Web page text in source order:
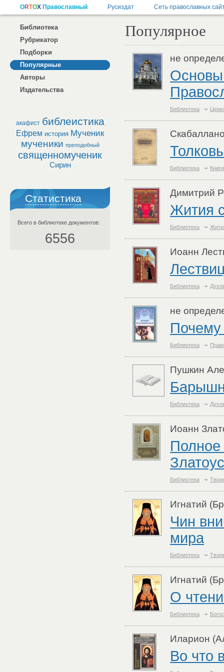
Библиотека
Рубрикатор
Подборки
Популярные
Авторы
Издательства
акафист библеистика
Ефрем история Мученик
мученики преподобный
священномученик
Сирин
Статистика
Всего в библиотеке документов:
6556
Популярное
не
Основы
Библиотека
Библиотека
Димитрий
Жития
Библиотека
Иоанн
Библиотека
не
Почему
Библиотека
Пушкин
Библиотека
Иоанн
Полное
Библиотека
Игнатий
Чин
мира
Библиотека
Игнатий
О
Библиотека
Иларион
Во что